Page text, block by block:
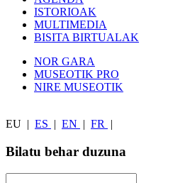
ISTORIOAK
MULTIMEDIA
BISITA BIRTUALAK
NOR GARA
MUSEOTIK PRO
NIRE MUSEOTIK
EU ES EN FR
Bilatu behar duzuna